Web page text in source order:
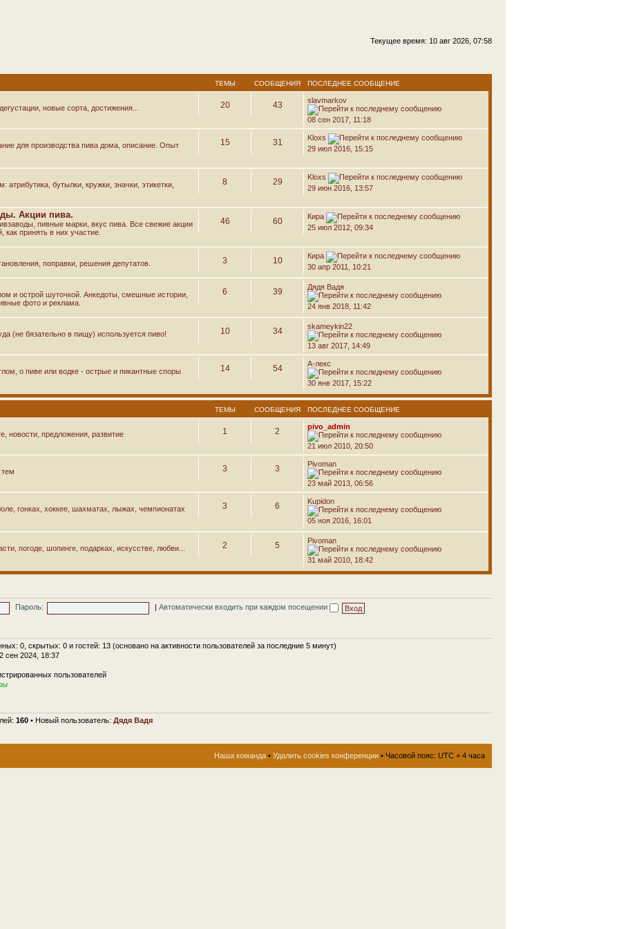
Текущее время: 10 авг 2026, 07:58
ТЕМЫ СООБЩЕНИЯ ПОСЛЕДНЕЕ СООБЩЕНИЕ
новые сорта, достижения...
20 43 slavmarkov
08 сен 2017, 11:18
для производства пива дома, описание. Опыт
15 31
Kloxs
29 июл 2016, 15:15
бутылки, кружки, значки, этикетки,
8 29
Kloxs
29 июн 2016, 13:57
Акции пива.
пивные марки, вкус пива. Все свежие акции
принять в них участие.
46 60
Кира
25 июл 2012, 09:34
поправки, решения депутатов.
3 10
Кира
30 апр 2011, 10:21
и острой шуточкой. Анкедоты, смешные истории,
фото и реклама.
6 39 Дядя Вадя
24 янв 2018, 11:42
(не бязательно в пищу) используется пиво!
10 34 skameykin22
13 авг 2017, 14:49
о пиве или водке - острые и пикантные споры
14 54 А-лекс
30 янв 2017, 15:22
ТЕМЫ СООБЩЕНИЯ ПОСЛЕДНЕЕ СООБЩЕНИЕ
новости, предложения, развитие
1 2 pivo_admin
21 июл 2010, 20:50
3 3 Pivoman
23 май 2013, 06:56
гонках, хоккее, шахматах, лыжах, чемпионатах
3 6 Kupidon
05 ноя 2016, 16:01
погоде, шопинге, подарках, искусстве, любви...
2 5 Pivoman
31 май 2010, 18:42
Пароль: Автоматически входить при каждом посещении
0, скрытых: 0 и гостей: 13 (основано на активности пользователей за последние 5 минут)
сен 2024, 18:37
пользователей
160 • Новый пользователь: Дядя Вадя
Наша команда • Удалить cookies конференции • Часовой пояс: UTC + 4 часа